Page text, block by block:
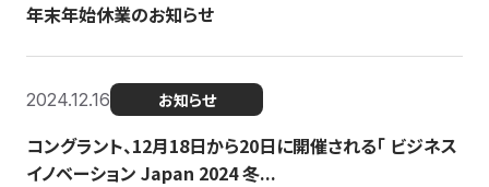
年末年始休業のお知らせ
2024.12.16 お知らせ
コングラント、12月18日から20日に開催される「 ビジネス
イノベーション Japan 2024 冬...